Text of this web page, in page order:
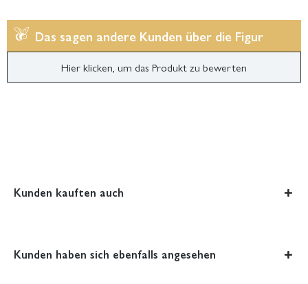
Das sagen andere Kunden über die Figur
Hier klicken, um das Produkt zu bewerten
Kunden kauften auch
Kunden haben sich ebenfalls angesehen